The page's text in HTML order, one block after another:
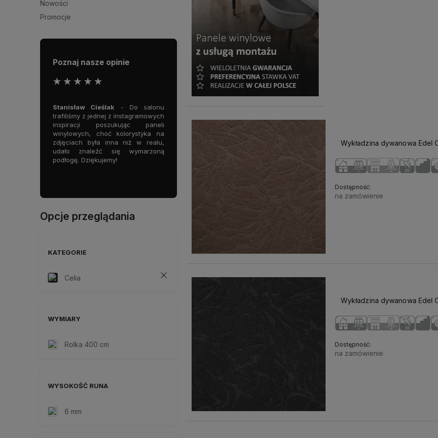
Nowości
Promocje
Poznaj nasze opinie
★ ★ ★ ★ ★
Stanisław Cieślak - Do salonu
trafiliśmy z jednej z instagramowych
inspiracji poszukując paneli
winylowych, choć kolorystyka na
zdjęciach była inna niż w realu,
udało znaleźć się wymarzoną
podłogę. Dziękujemy!
zakresie dostaw i montażu podłóg,
tapet, sztukaterii i innych
elementów dla naszych Klientów.
Super kontakt, profesjonalna
obsługa i ekstra ludzie! pracownia
we.make ❤️
kto szuka profesjonalnej a
jednocześnie nienachalnej obsługi.
Rzetelny dobór materiałów,
fachowy montaż a jednocześnie
sympatyczna atmosfera :)
Polecam z
Opcje przeglądania
KATEGORIE
Celia
WYMIARY
Rolka 400 cm
WYSOKOŚĆ RUNA
6 mm
Wykładzina dywanowa Edel
Dostępność:
na zamówienie
Wykładzina dywanowa Edel
Dostępność:
na zamówienie